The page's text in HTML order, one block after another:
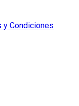
y Condiciones